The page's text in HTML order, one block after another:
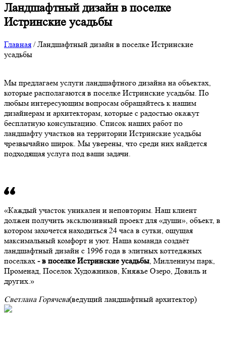
Ландшафтный дизайн в поселке
Истринские усадьбы
Главная /Ландшафтный дизайн в поселке Истринские
усадьбы
Мы предлагаем услуги ландшафтного дизайна на объектах,
которые располагаются в поселке Истринские усадьбы. По
любым интересующим вопросам обращайтесь к нашим
дизайнерам и архитекторам, которые с радостью окажут
бесплатную консультацию. Список наших работ по
ландшафту участков на территории Истринские усадьбы
чрезвычайно широк. Мы уверены, что среди них найдется
подходящая услуга под ваши задачи.
Каждый участок уникален и неповторим. Наш клиент
должен получить эксклюзивный проект для «души», объект, в
котором захочется находиться 24 часа в сутки, ощущая
максимальный комфорт и уют. Наша команда создаёт
ландшафтный дизайн с 1996 года в элитных коттеджных
поселках - в поселке Истринские усадьбы, Миллениум парк,
Променад, Поселок Художников, Княжье Озеро, Довиль и
других.
Светлана Горячева(ведущий ландшафтный архитектор)